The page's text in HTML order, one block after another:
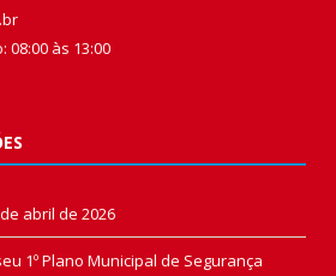
às 13:00
abril de 2026
1º Plano Municipal de Segurança